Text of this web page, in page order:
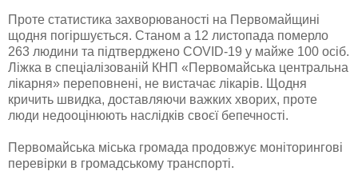
Проте статистика захворюваності на Первомайщині
щодня погіршується. Станом а 12 листопада померло
263 людини та підтверджено COVID-19 у майже 100 осіб.
Ліжка в спеціалізованій КНП «Первомайська центральна
лікарня» переповнені, не вистачає лікарів. Щодня
кричить швидка, доставляючи важких хворих, проте
люди недооцінюють наслідків своєї бепечності.
Первомайська міська громада продовжує моніторингові
перевірки в громадському транспорті.